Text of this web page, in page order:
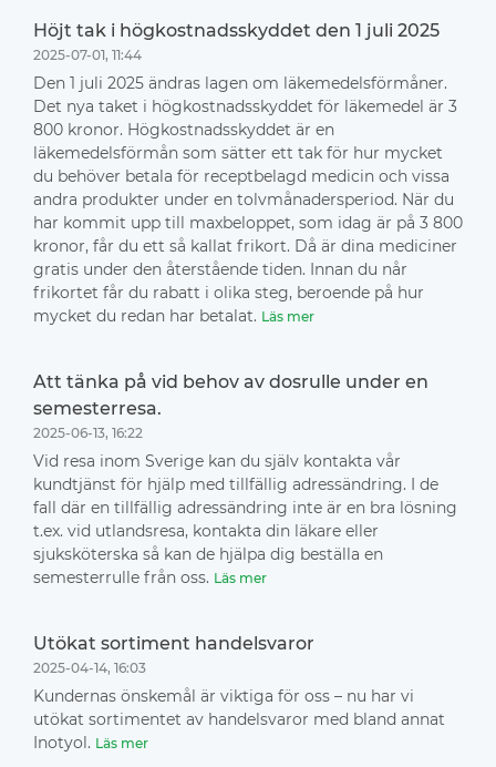
Höjt tak i högkostnadsskyddet den 1 juli 2025
2025-07-01, 11:44
Den 1 juli 2025 ändras lagen om läkemedelsförmåner.
Det nya taket i högkostnadsskyddet för läkemedel är 3
800 kronor. Högkostnadsskyddet är en
läkemedelsförmån som sätter ett tak för hur mycket
du behöver betala för receptbelagd medicin och vissa
andra produkter under en tolvmånadersperiod. När du
har kommit upp till maxbeloppet, som idag är på 3 800
kronor, får du ett så kallat frikort. Då är dina mediciner
gratis under den återstående tiden. Innan du når
frikortet får du rabatt i olika steg, beroende på hur
mycket du redan har betalat. Läs mer
Att tänka på vid behov av dosrulle under en
semesterresa.
2025-06-13, 16:22
Vid resa inom Sverige kan du själv kontakta vår
kundtjänst för hjälp med tillfällig adressändring. I de
fall där en tillfällig adressändring inte är en bra lösning
t.ex. vid utlandsresa, kontakta din läkare eller
sjuksköterska så kan de hjälpa dig beställa en
semesterrulle från oss. Läs mer
Utökat sortiment handelsvaror
2025-04-14, 16:03
Kundernas önskemål är viktiga för oss – nu har vi
utökat sortimentet av handelsvaror med bland annat
Inotyol. Läs mer